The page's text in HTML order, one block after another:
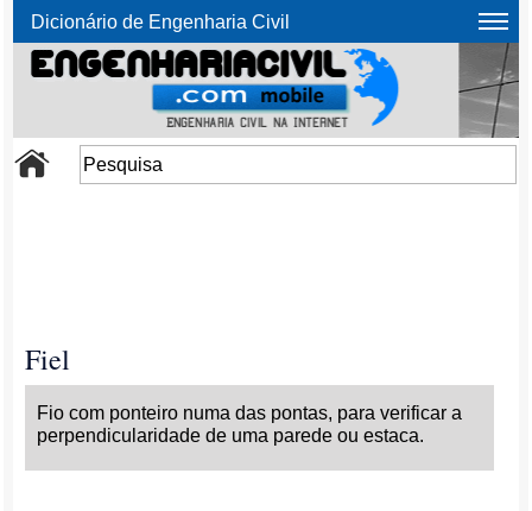
Dicionário de Engenharia Civil
Fiel
Fio com ponteiro numa das pontas, para verificar a
perpendicularidade de uma parede ou estaca.